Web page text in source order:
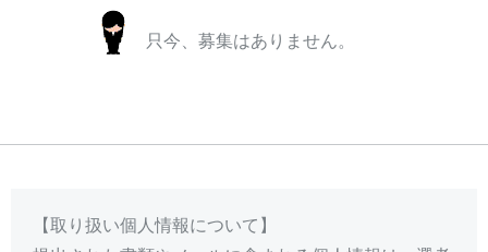
只今、募集はありません。
【取り扱い個人情報について】